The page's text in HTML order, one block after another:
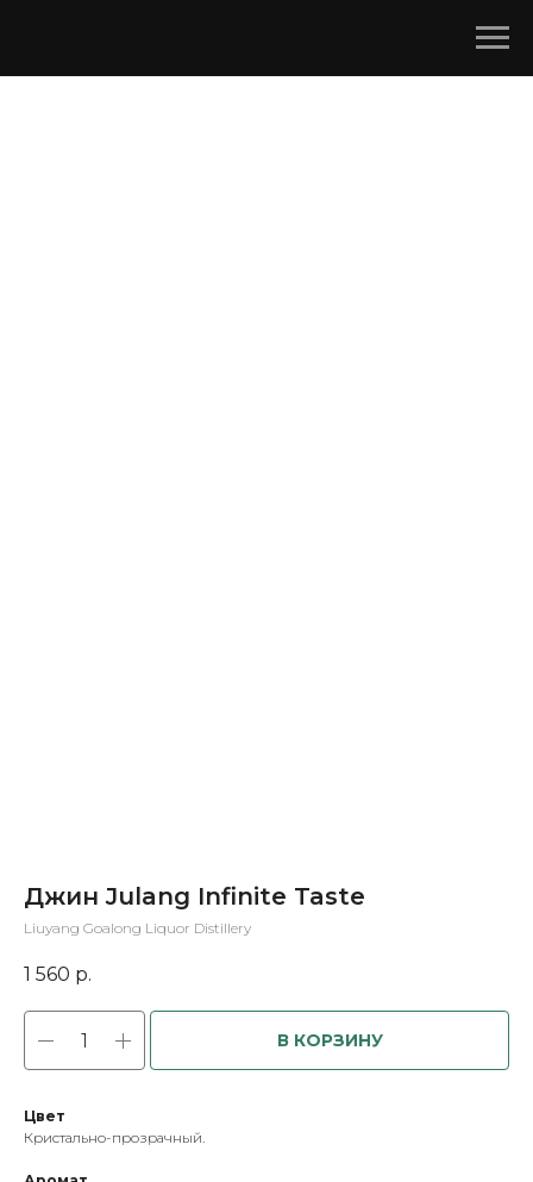
Джин Julang Infinite Taste
Liuyang Goalong Liquor Distillery
1 560 р.
В КОРЗИНУ
Цвет
Кристально-прозрачный.